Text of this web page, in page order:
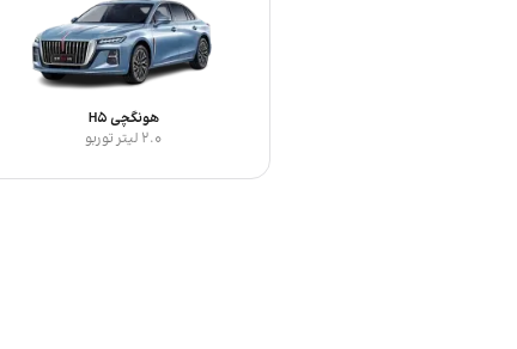
هونگچی H5
2.0 لیتر توربو